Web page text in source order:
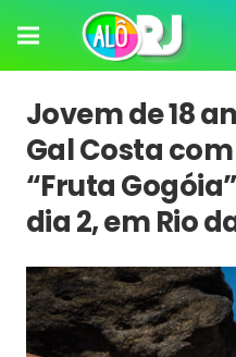
Jovem de 18
Gal Costa
“Fruta
dia 2, em Rio